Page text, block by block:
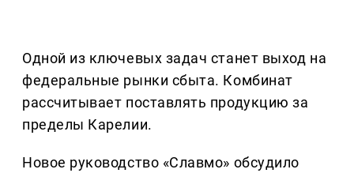
Одной из ключевых задач станет выход на
федеральные рынки сбыта. Комбинат
рассчитывает поставлять продукцию за
пределы Карелии.
Новое руководство «Славмо» обсудило